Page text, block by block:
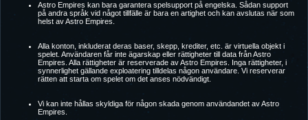
Astro Empires kan bara garantera spelsupport på engelska. Sådan support
på andra språk vid något tillfälle är bara en artighet och kan avslutas när som
helst av Astro Empires.
Alla konton, inkluderat deras baser, skepp, krediter, etc. är virtuella objekt i
spelet. Användaren får inte ägarskap eller rättigheter till data från Astro
Empires. Alla rättigheter är reserverade av Astro Empires. Inga rättigheter, i
synnerlighet gällande exploatering tilldelas någon användare. Vi reserverar
rätten att starta om spelet om det anses nödvändigt.
Vi kan inte hållas skyldiga för någon skada genom användandet av Astro
Empires.